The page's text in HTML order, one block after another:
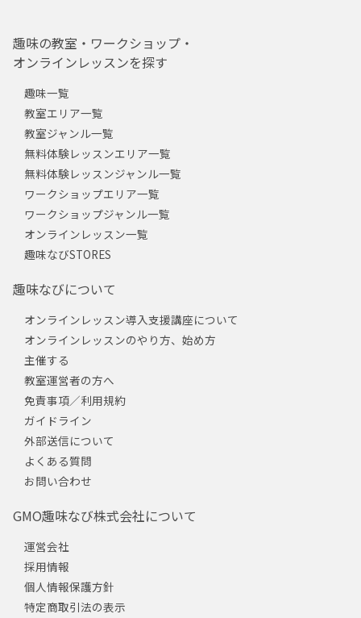
趣味の教室・ワークショップ・
オンラインレッスンを探す
趣味一覧
教室エリア一覧
教室ジャンル一覧
無料体験レッスンエリア一覧
無料体験レッスンジャンル一覧
ワークショップエリア一覧
ワークショップジャンル一覧
オンラインレッスン一覧
趣味なびSTORES
趣味なびについて
オンラインレッスン導入支援講座について
オンラインレッスンのやり方、始め方
主催する
教室運営者の方へ
免責事項／利用規約
ガイドライン
外部送信について
よくある質問
お問い合わせ
GMO趣味なび株式会社について
運営会社
採用情報
個人情報保護方針
特定商取引法の表示